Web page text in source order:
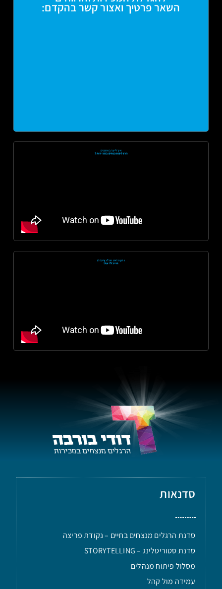
השאר פרטיך ואצור קשר בהקדם:
איך לייצר בארגונים
הרגלים מנצחים במכירות ?
נתון מדאיג שכל גוף עסקי
חייב לדעת!
סדנאות
סדנת הרגלים מנצחים בחיים – נקודת פריצה
סדנת סטוריטלינג – STORYTELLING
מסלול פיתוח מנהלים
עמידה מול קהל